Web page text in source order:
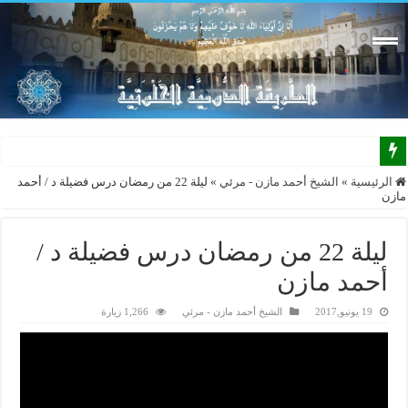
الرئيسية » الشيخ أحمد مازن - مرئي »
ليلة 22 من رمضان درس فضيلة د / أحمد
مازن
ليلة 22 من رمضان درس فضيلة د /
أحمد مازن
19 يونيو,2017 الشيخ أحمد مازن - مرئي 1,266 زيارة